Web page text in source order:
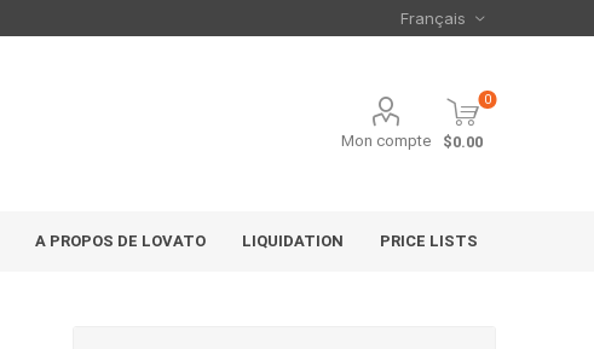
Mon compte
0
$0.00
A PROPOS DE LOVATO LIQUIDATION PRICE LISTS